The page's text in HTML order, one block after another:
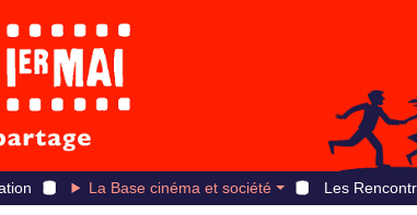
La Base cinéma et société Les